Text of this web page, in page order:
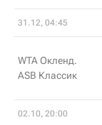
31.12, 04:45
WTA Окленд.
ASB Классик
02.10, 20:00